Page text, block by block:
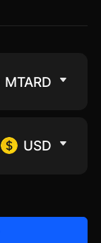
MTARD
USD